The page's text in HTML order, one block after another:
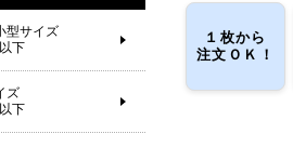
１枚から
注文ＯＫ！
型サイズ
下
ズ
下